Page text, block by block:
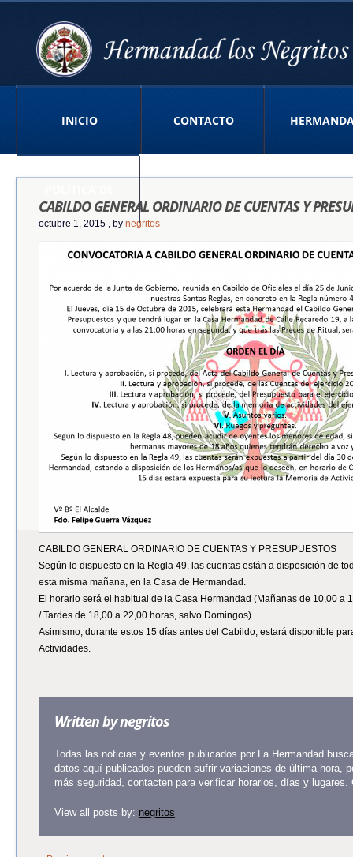
INICIO CONTACTO
PRIVACIDAD APP
CABILDO GENERAL ORDINARIO DE CUENTAS Y
octubre 1, 2015 , by negritos
CABILDO GENERAL ORDINARIO DE CUENTAS Y PRESUPUESTOS
Según lo dispuesto en la Regla 49, las cuentas están a disposición de
esta misma mañana, en la Casa de Hermandad.
El horario será el habitual de la Casa Hermandad (Mañanas de 10,00 a
/ Tardes de 18,00 a 22,00 horas, salvo Domingos)
Asimismo, durante estos 15 días antes del Cabildo, estará disponible
Actividades.
Written bynegritos
Todas las noticias y eventos publicados por La Hermandad
datos aquí publicados pueden sufrir variaciones de última hora,
más seguridad, contacten para verificar horarios, días y lugares.
View all posts by: negritos